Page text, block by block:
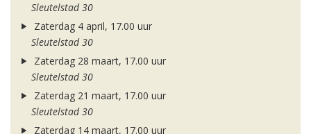
Sleutelstad 30
Zaterdag 4 april, 17.00 uur
Sleutelstad 30
Zaterdag 28 maart, 17.00 uur
Sleutelstad 30
Zaterdag 21 maart, 17.00 uur
Sleutelstad 30
Zaterdag 14 maart, 17.00 uur